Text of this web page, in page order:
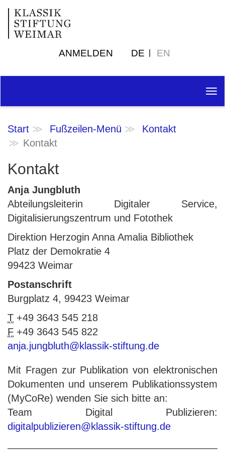
ANMELDEN DE EN
Start Fußzeilen-Menü
Kontakt
Kontakt
Kontakt
Anja Jungbluth
Abteilungsleiterin Digitaler Service,
Digitalisierungszentrum und Fotothek
Direktion Herzogin Anna Amalia Bibliothek
Platz der Demokratie 4
99423 Weimar
Postanschrift
Burgplatz 4, 99423 Weimar
T +49 3643 545 218
F +49 3643 545 822
anja.jungbluth@klassik-stiftung.de
Mit Fragen zur Publikation von elektronischen
Dokumenten und unserem Publikationssystem
(MyCoRe) wenden Sie sich bitte an:
Team Digital Publizieren:
digitalpublizieren@klassik-stiftung.de